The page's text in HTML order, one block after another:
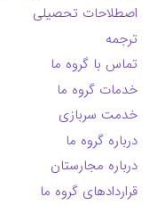
اصطلاحات تحصیلی
ترجمه
تماس با گروه ما
خدمات گروه ما
خدمت سربازی
درباره گروه ما
درباره مجارستان
قراردادهای گروه ما